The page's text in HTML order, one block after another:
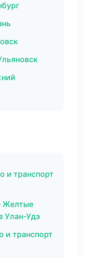
и транспорт
Желтые
Улан-Удэ
транспорт